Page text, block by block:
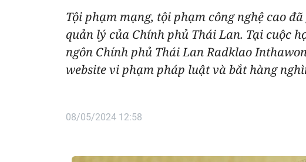
Tội phạm mạng, tội phạm công nghệ cao
quản lý của Chính phủ Thái Lan. Tại cuộc
ngôn Chính phủ Thái Lan Radklao
website vi phạm pháp luật và bắt hàng
08/05/2024 12:58